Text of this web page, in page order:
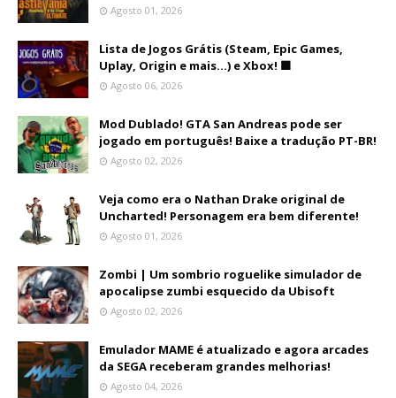
Agosto 01, 2026
Lista de Jogos Grátis (Steam, Epic Games,
Uplay, Origin e mais...) e Xbox! 🟩
Agosto 06, 2026
Mod Dublado! GTA San Andreas pode ser
jogado em português! Baixe a tradução PT-BR!
Agosto 02, 2026
Veja como era o Nathan Drake original de
Uncharted! Personagem era bem diferente!
Agosto 01, 2026
Zombi | Um sombrio roguelike simulador de
apocalipse zumbi esquecido da Ubisoft
Agosto 02, 2026
Emulador MAME é atualizado e agora arcades
da SEGA receberam grandes melhorias!
Agosto 04, 2026